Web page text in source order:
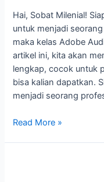
Hai, Sobat Milenial!
untuk menjadi
maka kelas Adobe
artikel ini, kita akan
lengkap, cocok untuk
bisa kalian dapatkan.
menjadi seorang
Read More »